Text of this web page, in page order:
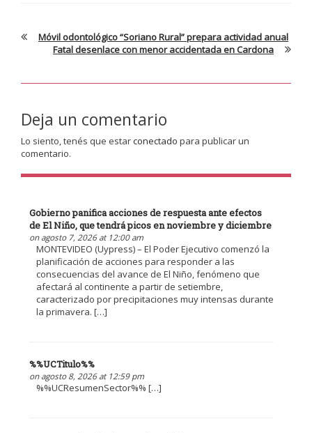
Móvil odontológico “Soriano Rural” prepara actividad anual
Fatal desenlace con menor accidentada en Cardona
Deja un comentario
Lo siento, tenés que estarconectado para publicar un
comentario.
Gobierno panifica acciones de respuesta ante efectos
de El Niño, que tendrá picos en noviembre y diciembre
on agosto 7, 2026 at 12:00 am
MONTEVIDEO (Uypress) – El Poder Ejecutivo comenzó la
planificación de acciones para responder a las
consecuencias del avance de El Niño, fenómeno que
afectará al continente a partir de setiembre,
caracterizado por precipitaciones muy intensas durante
la primavera. […]
%%UCTitulo%%
on agosto 8, 2026 at 12:59 pm
%%UCResumenSector%% […]